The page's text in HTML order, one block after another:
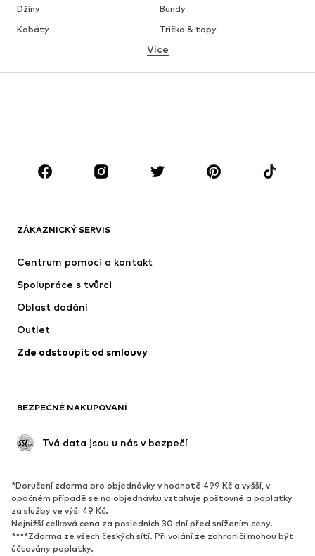
Džíny
Bundy
Kabáty
Trička & topy
Spodní prádlo
Sukně
Halenky & tuniky
Doplňky
Premium
Nové
Bundy
Spodní prádlo
Kabáty
Plavky
Upcyklace
Nové
Oblíbené
Tenisky
Lodičky & boty na podpatku
Kozačky
Více
ZÁKAZNICKÝ SERVIS
Centrum pomoci a kontakt
Spolupráce s tvůrci
Oblast dodání
Outlet
Zde odstoupit od smlouvy
BEZPEČNÉ NAKUPOVANÍ
Tvá data jsou u nás v bezpečí
*Doručení zdarma pro objednávky v hodnotě 499 Kč a vyšší, v
opačném případě se na objednávku vztahuje poštovné a poplatky
za služby ve výši 49 Kč.
Nejnižší celková cena za posledních 30 dní před snížením ceny.
****Zdarma ze všech českých sítí. Při volání ze zahraničí mohou být
účtovány poplatky.